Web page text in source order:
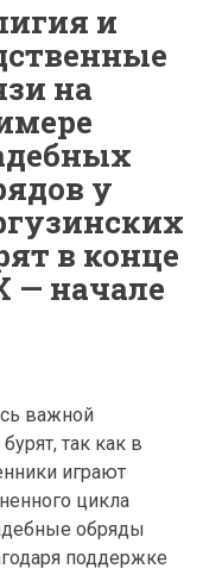
и
на
у
в конце
— начале
важной
так как в
играют
цикла
обряды
поддержке